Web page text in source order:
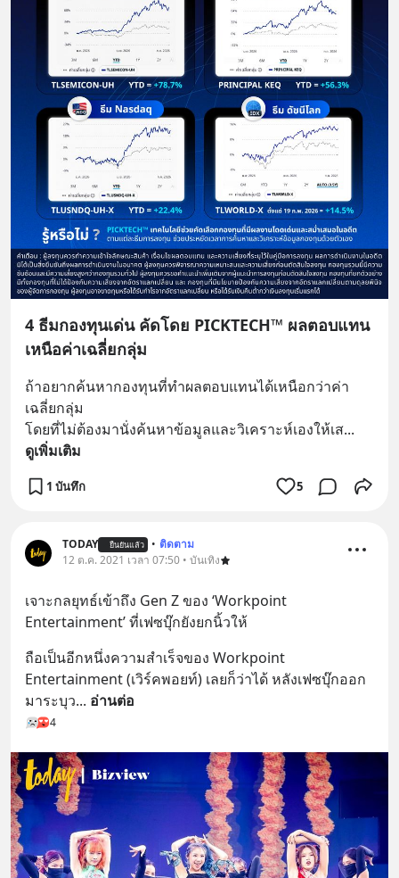
4 ธีมกองทุนเด่น คัดโดย PICKTECH™ ผลตอบแทน
เหนือค่าเฉลี่ยกลุ่ม
ถ้าอยากค้นหากองทุนที่ทำผลตอบแทนได้เหนือกว่าค่า
เฉลี่ยกลุ่ม
โดยที่ไม่ต้องมานั่งค้นหาข้อมูลและวิเคราะห์เองให้เส...
ดูเพิ่มเติม
1 บันทึก 5
TODAY ยืนยันแล้ว • ติดตาม
12 ต.ค. 2021 เวลา 07:50 • บันเทิง
เจาะกลยุทธ์เข้าถึง Gen Z ของ ‘Workpoint
Entertainment’ ที่เฟซบุ๊กยังยกนิ้วให้
ถือเป็นอีกหนึ่งความสำเร็จของ Workpoint
Entertainment (เวิร์คพอยท์) เลยก็ว่าได้ หลังเฟซบุ๊กออก
มาระบุว... อ่านต่อ
4